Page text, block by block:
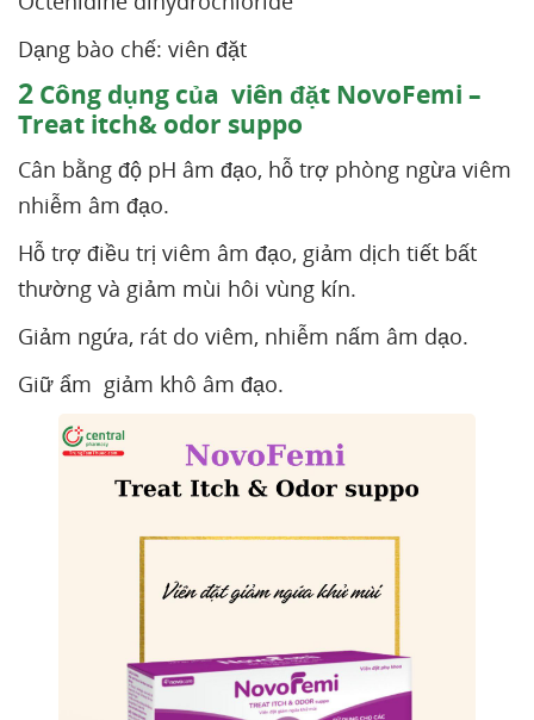
Dạng bào chế: viên đặt
2 Công dụng của viên đặt NovoFemi –
Treat itch& odor suppo
Cân bằng độ pH âm đạo, hỗ trợ phòng ngừa viêm
nhiễm âm đạo.
Hỗ trợ điều trị viêm âm đạo, giảm dịch tiết bất
thường và giảm mùi hôi vùng kín.
Giảm ngứa, rát do viêm, nhiễm nấm âm dạo.
Giữ ẩm giảm khô âm đạo.